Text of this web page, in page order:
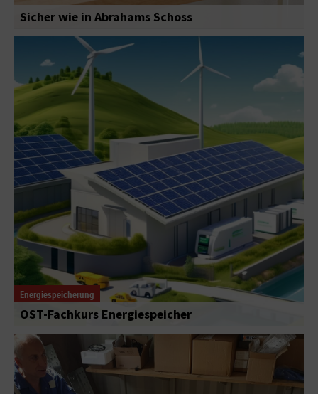
Sicher wie in Abrahams Schoss
Energiespeicherung
OST-Fachkurs Energiespeicher